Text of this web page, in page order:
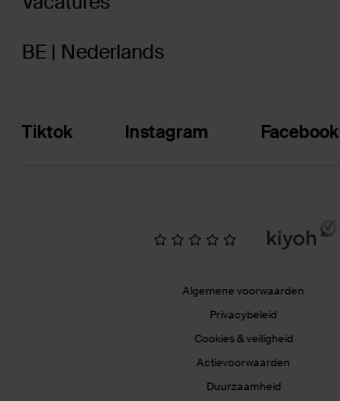
BE | Nederlands
Tiktok Instagram Facebook
Algemene voorwaarden
Privacybeleid
Cookies & veiligheid
Actievoorwaarden
Duurzaamheid